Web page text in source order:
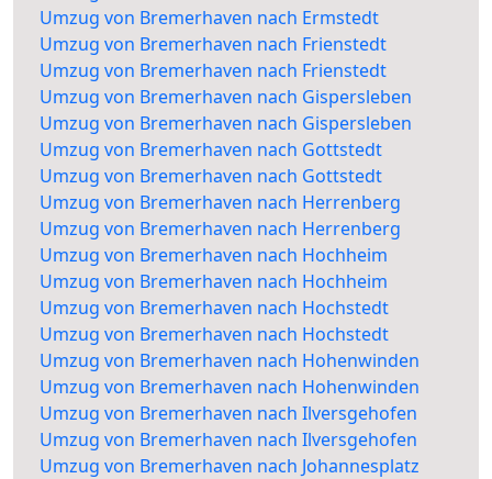
Umzug von Bremerhaven nach Ermstedt
Umzug von Bremerhaven nach Frienstedt
Umzug von Bremerhaven nach Frienstedt
Umzug von Bremerhaven nach Gispersleben
Umzug von Bremerhaven nach Gispersleben
Umzug von Bremerhaven nach Gottstedt
Umzug von Bremerhaven nach Gottstedt
Umzug von Bremerhaven nach Herrenberg
Umzug von Bremerhaven nach Herrenberg
Umzug von Bremerhaven nach Hochheim
Umzug von Bremerhaven nach Hochheim
Umzug von Bremerhaven nach Hochstedt
Umzug von Bremerhaven nach Hochstedt
Umzug von Bremerhaven nach Hohenwinden
Umzug von Bremerhaven nach Hohenwinden
Umzug von Bremerhaven nach Ilversgehofen
Umzug von Bremerhaven nach Ilversgehofen
Umzug von Bremerhaven nach Johannesplatz